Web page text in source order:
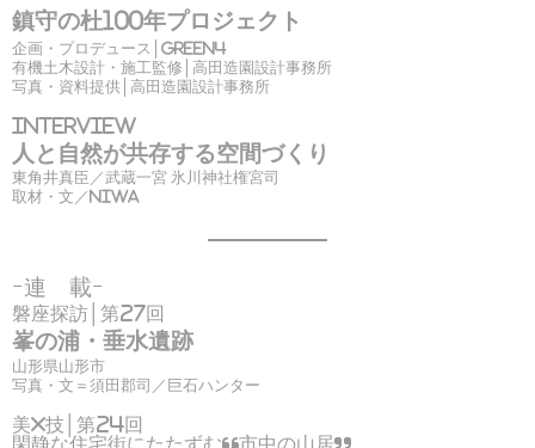
鎮守の杜100年プロジェクト
企画・プロデュース│green4
有機土木設計・施工監修│高田造園設計事務所
写真・資料提供│高田造園設計事務所
interview
人と自然が共存する空間づくり
東角井真臣／武蔵一宮 氷川神社権宮司
取材・文／niwa
ｰ連 載ｰ
磐座探訪│第27回
峯の浦・垂水遺跡
山形県山形市
写真・文＝須田郡司／巨石ハンター
美×技│第24回
閑静な住宅街にたたずむ“市中の山居”